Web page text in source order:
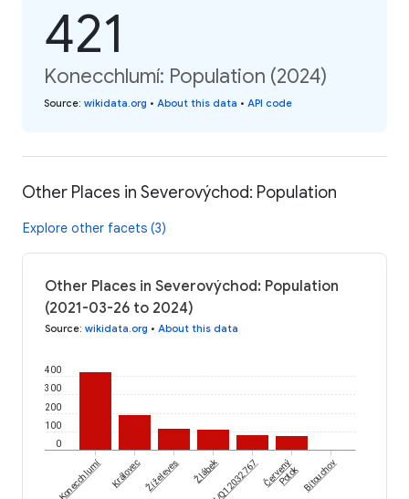
421
Konecchlumí: Population (2024)
Source: wikidata.org • About this data • API code
Other Places in Severovýchod: Population
Explore other facets (3)
Other Places in Severovýchod: Population
(2021-03-26 to 2024)
Source: wikidata.org • About this data
0
100
200
300
400
Konecchlumí KrálovecŽíželeves Žlábek Červený
Potok Bítouchov